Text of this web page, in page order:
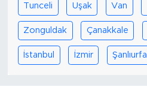
Tunceli Uşak Van
Zonguldak Çanakkale
İstanbul İzmir Şanlıurfa